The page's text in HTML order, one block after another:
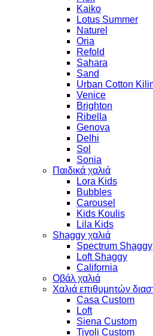
Kaiko
Lotus Summer
Naturel
Oria
Refold
Sahara
Sand
Urban Cotton
Venice
Brighton
Ribella
Genova
Delhi
Sol
Sonia
Παιδικά χαλιά
Lora Kids
Bubbles
Carousel
Kids Koulis
Lila Kids
Shaggy χαλιά
Spectrum Shaggy
Loft Shaggy
California
Οβάλ χαλιά
Χαλιά επιθυμητών
Casa Custom
Loft
Siena Custom
Tivoli Custom